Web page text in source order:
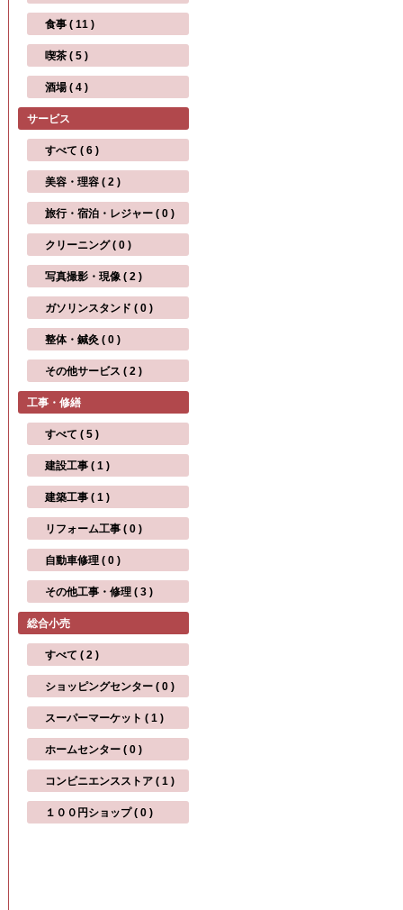
食事 ( 11 )
喫茶 ( 5 )
酒場 ( 4 )
サービス
すべて ( 6 )
美容・理容 ( 2 )
旅行・宿泊・レジャー ( 0 )
クリーニング ( 0 )
写真撮影・現像 ( 2 )
ガソリンスタンド ( 0 )
整体・鍼灸 ( 0 )
その他サービス ( 2 )
工事・修繕
すべて ( 5 )
建設工事 ( 1 )
建築工事 ( 1 )
リフォーム工事 ( 0 )
自動車修理 ( 0 )
その他工事・修理 ( 3 )
総合小売
すべて ( 2 )
ショッピングセンター ( 0 )
スーパーマーケット ( 1 )
ホームセンター ( 0 )
コンビニエンスストア ( 1 )
１００円ショップ ( 0 )